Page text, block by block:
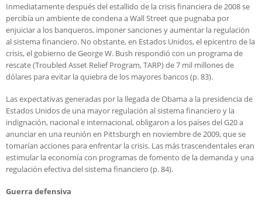
Inmediatamente después del estallido de la crisis financiera de 2008 se
percibía un ambiente de condena a Wall Street que pugnaba por
enjuiciar a los banqueros, imponer sanciones y aumentar la regulación
al sistema financiero. No obstante, en Estados Unidos, el epicentro de la
crisis, el gobierno de George W. Bush respondió con un programa de
rescate (Troubled Asset Relief Program, TARP) de 7 mil millones de
dólares para evitar la quiebra de los mayores bancos (p. 83).
Las expectativas generadas por la llegada de Obama a la presidencia de
Estados Unidos de una mayor regulación al sistema financiero y la
indignación, nacional e internacional, obligaron a los países del G20 a
anunciar en una reunión en Pittsburgh en noviembre de 2009, que se
tomarían acciones para enfrentar la crisis. Las más trascendentales eran
estimular la economía con programas de fomento de la demanda y una
regulación efectiva del sistema financiero (p. 84).
Guerra defensiva